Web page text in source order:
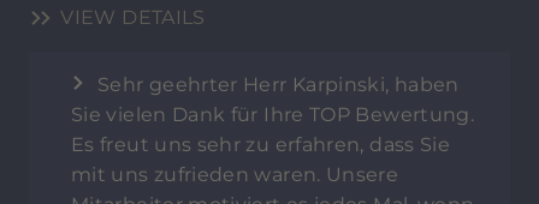
VIEW DETAILS
Sehr geehrter Herr Karpinski, haben
Sie vielen Dank für Ihre TOP Bewertung.
Es freut uns sehr zu erfahren, dass Sie
mit uns zufrieden waren. Unsere